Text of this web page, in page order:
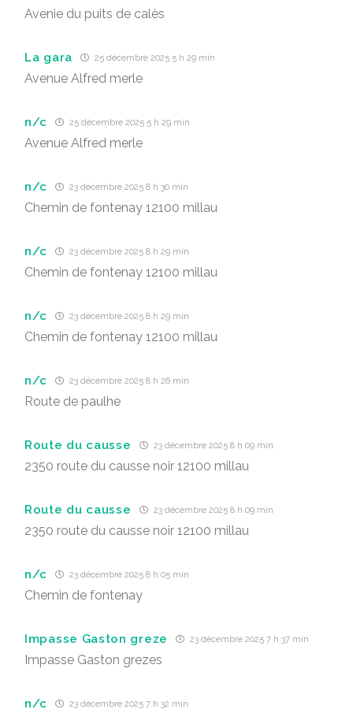
Avenie du puits de calès
La gara 25 décembre 2025 5 h 29 min
Avenue Alfred merle
n/c 25 décembre 2025 5 h 29 min
Avenue Alfred merle
n/c 23 décembre 2025 8 h 30 min
Chemin de fontenay 12100 millau
n/c 23 décembre 2025 8 h 29 min
Chemin de fontenay 12100 millau
n/c 23 décembre 2025 8 h 29 min
Chemin de fontenay 12100 millau
n/c 23 décembre 2025 8 h 26 min
Route de paulhe
Route du causse 23 décembre 2025 8 h 09 min
2350 route du causse noir 12100 millau
Route du causse 23 décembre 2025 8 h 09 min
2350 route du causse noir 12100 millau
n/c 23 décembre 2025 8 h 05 min
Chemin de fontenay
Impasse Gaston greze 23 décembre 2025 7 h 37 min
Impasse Gaston grezes
n/c 23 décembre 2025 7 h 32 min